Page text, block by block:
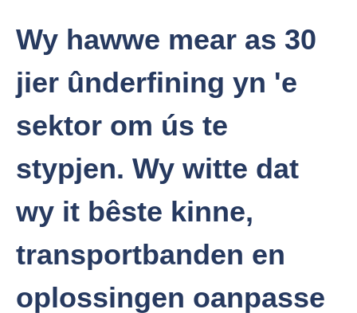
Wy hawwe mear as 30
jier ûnderfining yn 'e
sektor om ús te
stypjen. Wy witte dat
wy it bêste kinne,
transportbanden en
oplossingen oanpasse